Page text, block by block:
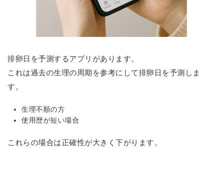
排卵日を予測するアプリがあります。
これは過去の生理の周期を参考にして排卵日を予測しま
す。
生理不順の方
使用歴が短い場合
これらの場合は正確性が大きく下がります。